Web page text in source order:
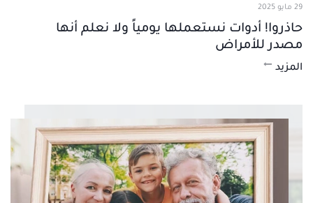
29 مايو 2025
حاذروا! أدوات نستعملها يومياً ولا نعلم أنها
مصدر للأمراض
المزيد